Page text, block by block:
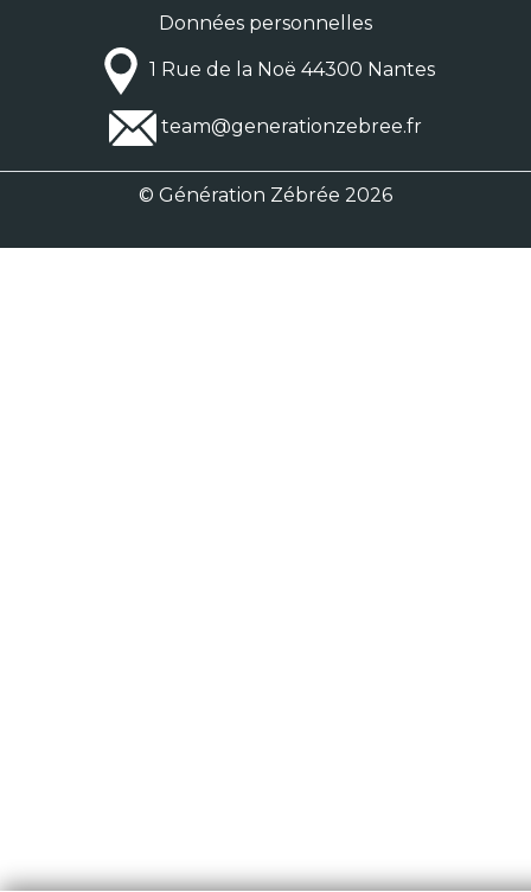
Données personnelles
1 Rue de la Noë 44300 Nantes
team@generationzebree.fr
© Génération Zébrée 2026